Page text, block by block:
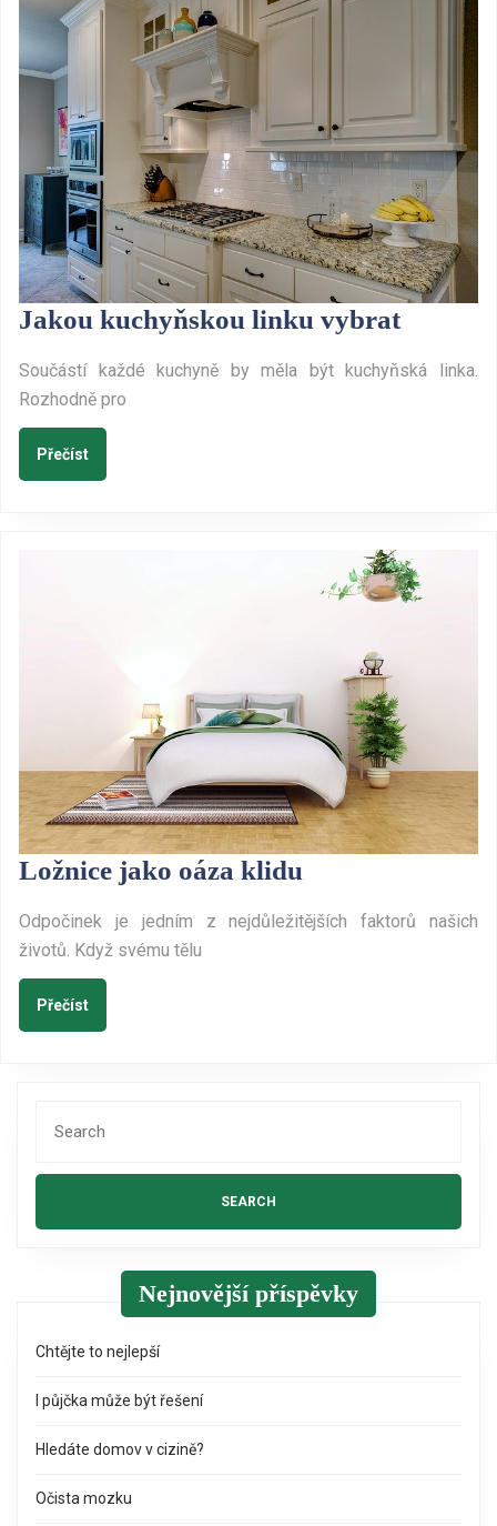
Jakou kuchyňskou linku vybratJakou
linku
Součástí každé kuchyně by měla být kuchyňská linka.
Rozhodně pro
PřečístPřečíst
Ložnice jako oáza klidu
oáza
Odpočinek je jedním z nejdůležitějších faktorů našich
životů. Když svému tělu
PřečístPřečíst
for:
Nejnovější příspěvky
Chtějte to nejlepší
I půjčka může být řešení
Hledáte domov v cizině?
Očista mozku